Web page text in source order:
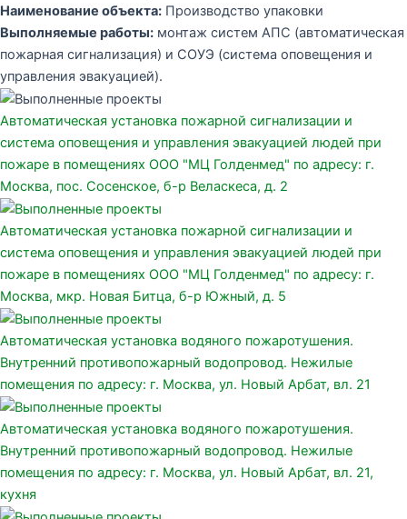
Наименование объекта: Производство упаковки
Выполняемые работы: монтаж систем АПС (автоматическая
пожарная сигнализация) и СОУЭ (система оповещения и
управления эвакуацией).
Автоматическая установка пожарной сигнализации и
система оповещения и управления эвакуацией людей при
пожаре в помещениях ООО "МЦ Голденмед" по адресу: г.
Москва, пос. Сосенское, б-р Веласкеса, д. 2
Автоматическая установка пожарной сигнализации и
система оповещения и управления эвакуацией людей при
пожаре в помещениях ООО "МЦ Голденмед" по адресу: г.
Москва, мкр. Новая Битца, б-р Южный, д. 5
Автоматическая установка водяного пожаротушения.
Внутренний противопожарный водопровод. Нежилые
помещения по адресу: г. Москва, ул. Новый Арбат, вл. 21
Автоматическая установка водяного пожаротушения.
Внутренний противопожарный водопровод. Нежилые
помещения по адресу: г. Москва, ул. Новый Арбат, вл. 21,
кухня